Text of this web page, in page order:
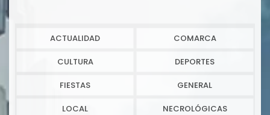
ACTUALIDAD COMARCA
CULTURA DEPORTES
FIESTAS GENERAL
LOCAL NECROLÓGICAS